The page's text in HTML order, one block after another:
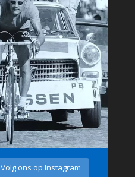
Volg ons op Instagram